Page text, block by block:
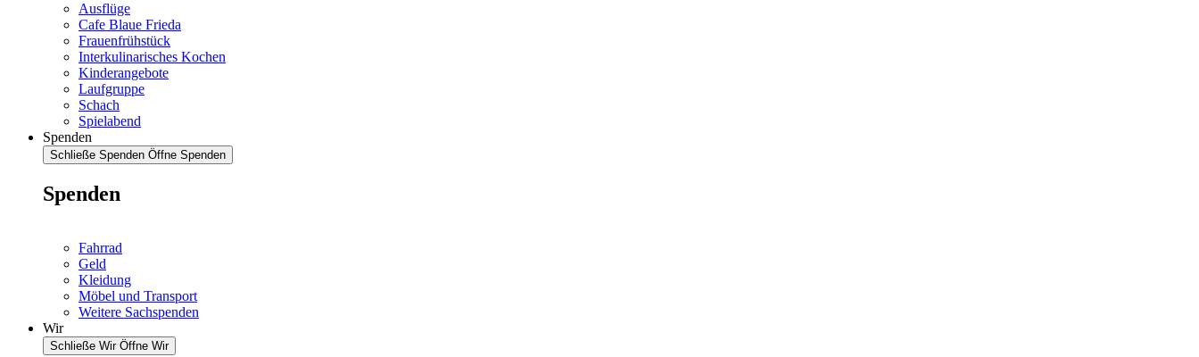
Ausflüge
Cafe Blaue Frieda
Frauenfrühstück
Interkulinarisches Kochen
Kinderangebote
Laufgruppe
Schach
Spielabend
Spenden
Schließe Spenden Öffne Spenden
Spenden
Fahrrad
Geld
Kleidung
Möbel und Transport
Weitere Sachspenden
Wir
Schließe Wir Öffne Wir